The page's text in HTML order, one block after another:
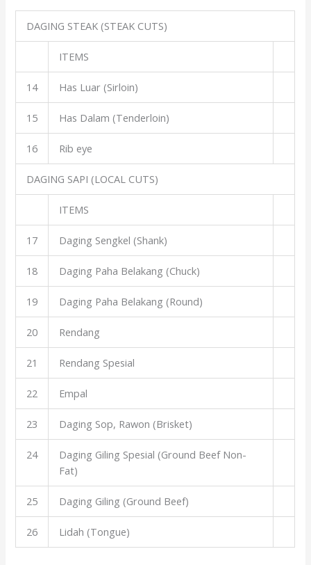
DAGING STEAK (STEAK CUTS)
ITEMS
14 Has Luar (Sirloin)
15 Has Dalam (Tenderloin)
16 Rib eye
DAGING SAPI (LOCAL CUTS)
ITEMS
17 Daging Sengkel (Shank)
18 Daging Paha Belakang (Chuck)
19 Daging Paha Belakang (Round)
20 Rendang
21 Rendang Spesial
22 Empal
23 Daging Sop, Rawon (Brisket)
24
Daging Giling Spesial (Ground Beef Non-
Fat)
25 Daging Giling (Ground Beef)
26 Lidah (Tongue)